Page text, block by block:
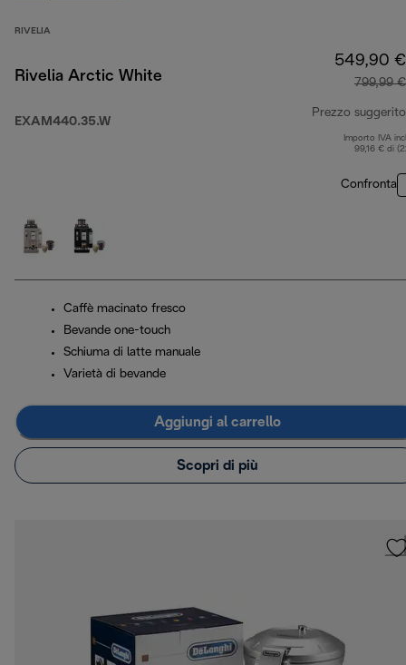
RIVELIA
Rivelia Arctic White
EXAM440.35.W
549,90 €
799,99 €
Prezzo suggerito
Importo IVA
99,16 € di
Confronta
Caffè macinato fresco
Bevande one-touch
Schiuma di latte manuale
Varietà di bevande
Aggiungi al carrello
Scopri di più